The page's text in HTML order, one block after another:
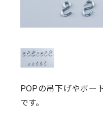
POPの吊下げやボー
です。